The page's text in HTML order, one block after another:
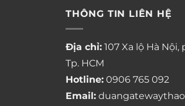
THÔNG TIN LIÊN HỆ
Địa chỉ: 107 Xa lộ Hà
Tp. HCM
Hotline: 0906 765 092
Email: